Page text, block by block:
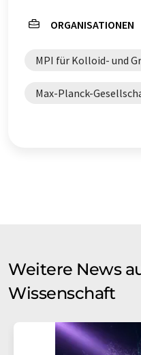
ORGANISATIONEN
MPI für Kolloid- und
Max-Planck-
Weitere News
Wissenschaft